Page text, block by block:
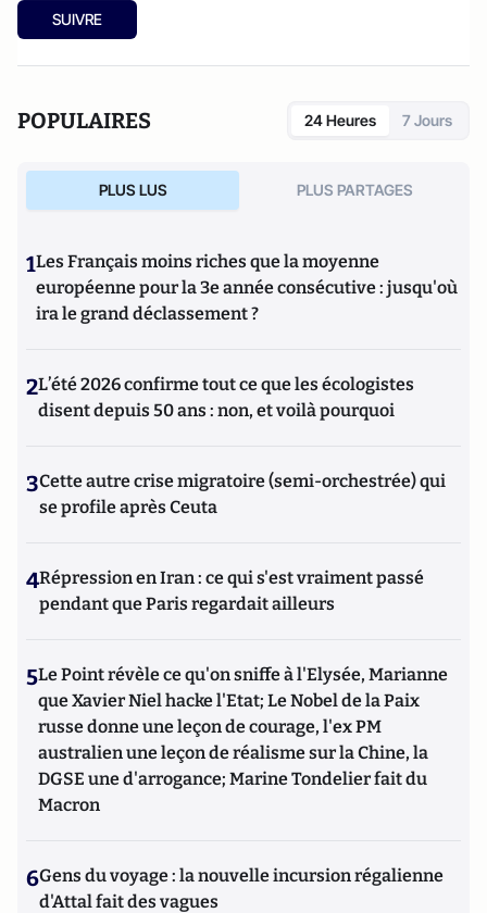
de nombreux ouvrages sur le sujet. Dernier en date:
criminalité organisée dans le chaos mondial : mafias,
SUIVRE
POPULAIRES 24 Heures 7 Jours
PLUS LUS PLUS PARTAGES
1Les Français moins riches que la moyenne
européenne pour la 3e année consécutive : jusqu'où
ira le grand déclassement ?
2L’été 2026 confirme tout ce que les écologistes
disent depuis 50 ans : non, et voilà pourquoi
3Cette autre crise migratoire (semi-orchestrée) qui
se profile après Ceuta
4Répression en Iran : ce qui s'est vraiment passé
pendant que Paris regardait ailleurs
5Le Point révèle ce qu'on sniffe à l'Elysée, Marianne
que Xavier Niel hacke l'Etat; Le Nobel de la Paix
russe donne une leçon de courage, l'ex PM
australien une leçon de réalisme sur la Chine, la
DGSE une d'arrogance; Marine Tondelier fait du
Macron
6Gens du voyage : la nouvelle incursion régalienne
d'Attal fait des vagues